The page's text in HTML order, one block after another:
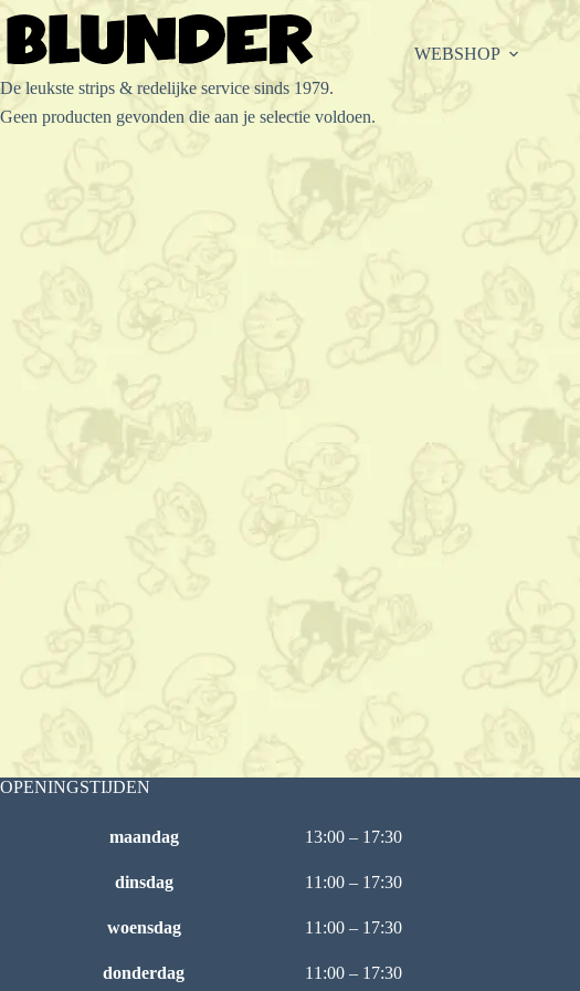
Ga
naar
inhoud
De leukste strips & redelijke service sinds 1979.
WEBSHOP
Geen producten gevonden die aan je selectie voldoen.
OPENINGSTIJDEN
maandag 13:00 – 17:30
dinsdag 11:00 – 17:30
woensdag 11:00 – 17:30
donderdag 11:00 – 17:30